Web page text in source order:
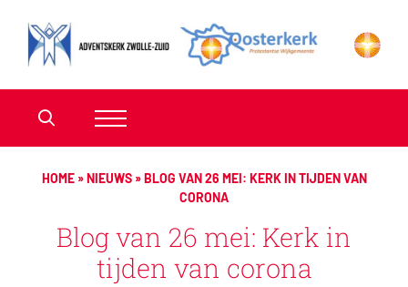
HOME»NIEUWS»BLOG VAN 26 MEI: KERK IN TIJDEN VAN
CORONA
Blog van 26 mei: Kerk in
tijden van corona